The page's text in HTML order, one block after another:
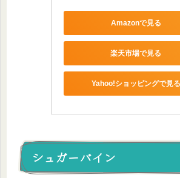
Amazonで見る
楽天市場で見る
Yahoo!ショッピングで見る
シュガーバイン